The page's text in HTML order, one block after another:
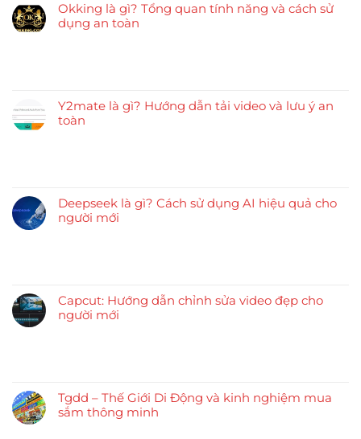
Okking là gì? Tổng quan tính năng và cách sử
dụng an toàn
Y2mate là gì? Hướng dẫn tải video và lưu ý an
toàn
Deepseek là gì? Cách sử dụng AI hiệu quả cho
người mới
Capcut: Hướng dẫn chỉnh sửa video đẹp cho
người mới
Tgdd – Thế Giới Di Động và kinh nghiệm mua
sắm thông minh